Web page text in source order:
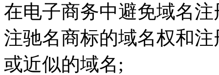
在电子商务中避免域名
注驰名商标的域名权和
或近似的域名;